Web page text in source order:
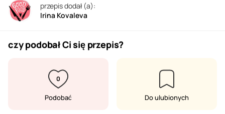
przepis dodał (a):
Irina Kovaleva
czy podobał Ci się przepis?
0
Podobać Do ulubionych